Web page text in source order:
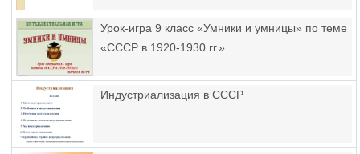
Урок-игра 9 класс «Умники и умницы» по теме
«СССР в 1920-1930 гг.»
Индустриализация в СССР